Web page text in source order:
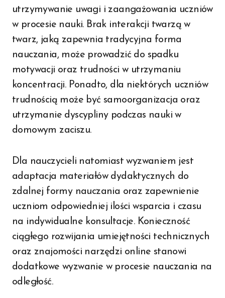
utrzymywanie uwagi i zaangażowania uczniów
w procesie nauki. Brak interakcji twarzą w
twarz, jaką zapewnia tradycyjna forma
nauczania, może prowadzić do spadku
motywacji oraz trudności w utrzymaniu
koncentracji. Ponadto, dla niektórych uczniów
trudnością może być samoorganizacja oraz
utrzymanie dyscypliny podczas nauki w
domowym zaciszu.
Dla nauczycieli natomiast wyzwaniem jest
adaptacja materiałów dydaktycznych do
zdalnej formy nauczania oraz zapewnienie
uczniom odpowiedniej ilości wsparcia i czasu
na indywidualne konsultacje. Konieczność
ciągłego rozwijania umiejętności technicznych
oraz znajomości narzędzi online stanowi
dodatkowe wyzwanie w procesie nauczania na
odległość.